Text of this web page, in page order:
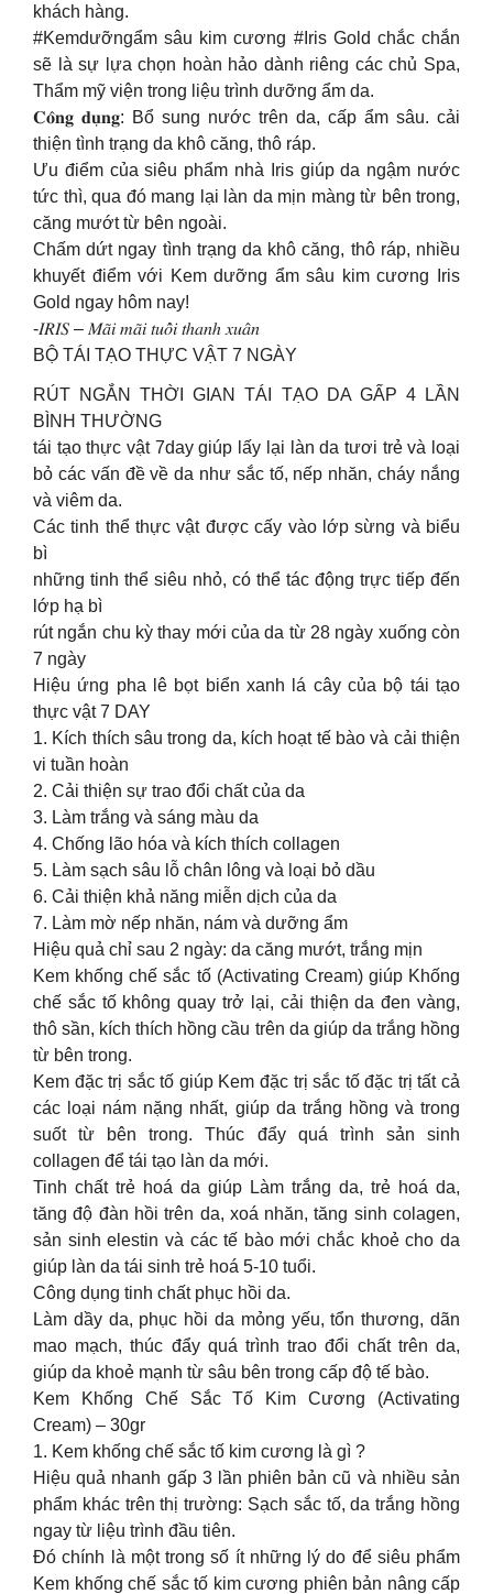
khách hàng.
#Kemdưỡngẩm sâu kim cương #Iris Gold chắc chắn
sẽ là sự lựa chọn hoàn hảo dành riêng các chủ Spa,
Thẩm mỹ viện trong liệu trình dưỡng ẩm da.
𝐂𝐨̂𝐧𝐠 𝐝𝐮̣𝐧𝐠: Bổ sung nước trên da, cấp ẩm sâu. cải
thiện tình trạng da khô căng, thô ráp.
Ưu điểm của siêu phẩm nhà Iris giúp da ngậm nước
tức thì, qua đó mang lại làn da mịn màng từ bên trong,
căng mướt từ bên ngoài.
Chấm dứt ngay tình trạng da khô căng, thô ráp, nhiều
khuyết điểm với Kem dưỡng ẩm sâu kim cương Iris
Gold ngay hôm nay!
-𝐼𝑅𝐼𝑆 – 𝑀𝑎̃𝑖 𝑚𝑎̃𝑖 𝑡𝑢𝑜̂̉𝑖 𝑡ℎ𝑎𝑛ℎ 𝑥𝑢𝑎̂𝑛
BỘ TÁI TẠO THỰC VẬT 7 NGÀY
RÚT NGẮN THỜI GIAN TÁI TẠO DA GẤP 4 LẦN
BÌNH THƯỜNG
tái tạo thực vật 7day giúp lấy lại làn da tươi trẻ và loại
bỏ các vấn đề về da như sắc tố, nếp nhăn, cháy nắng
và viêm da.
Các tinh thể thực vật được cấy vào lớp sừng và biểu
bì
những tinh thể siêu nhỏ, có thể tác động trực tiếp đến
lớp hạ bì
rút ngắn chu kỳ thay mới của da từ 28 ngày xuống còn
7 ngày
Hiệu ứng pha lê bọt biển xanh lá cây của bộ tái tạo
thực vật 7 DAY
1. Kích thích sâu trong da, kích hoạt tế bào và cải thiện
vi tuần hoàn
2. Cải thiện sự trao đổi chất của da
3. Làm trắng và sáng màu da
4. Chống lão hóa và kích thích collagen
5. Làm sạch sâu lỗ chân lông và loại bỏ dầu
6. Cải thiện khả năng miễn dịch của da
7. Làm mờ nếp nhăn, nám và dưỡng ẩm
Hiệu quả chỉ sau 2 ngày: da căng mướt, trắng mịn
Kem khống chế sắc tố (Activating Cream) giúp Khống
chế sắc tố không quay trở lại, cải thiện da đen vàng,
thô sần, kích thích hồng cầu trên da giúp da trắng hồng
từ bên trong.
Kem đặc trị sắc tố giúp Kem đặc trị sắc tố đặc trị tất cả
các loại nám nặng nhất, giúp da trắng hồng và trong
suốt từ bên trong. Thúc đẩy quá trình sản sinh
collagen để tái tạo làn da mới.
Tinh chất trẻ hoá da giúp Làm trắng da, trẻ hoá da,
tăng độ đàn hồi trên da, xoá nhăn, tăng sinh colagen,
sản sinh elestin và các tế bào mới chắc khoẻ cho da
giúp làn da tái sinh trẻ hoá 5-10 tuổi.
Công dụng tinh chất phục hồi da.
Làm dầy da, phục hồi da mỏng yếu, tổn thương, dãn
mao mạch, thúc đẩy quá trình trao đổi chất trên da,
giúp da khoẻ mạnh từ sâu bên trong cấp độ tế bào.
Kem Khống Chế Sắc Tố Kim Cương (Activating
Cream) – 30gr
1. Kem khống chế sắc tố kim cương là gì ?
Hiệu quả nhanh gấp 3 lần phiên bản cũ và nhiều sản
phẩm khác trên thị trường: Sạch sắc tố, da trắng hồng
ngay từ liệu trình đầu tiên.
Đó chính là một trong số ít những lý do để siêu phẩm
Kem khống chế sắc tố kim cương phiên bản nâng cấp